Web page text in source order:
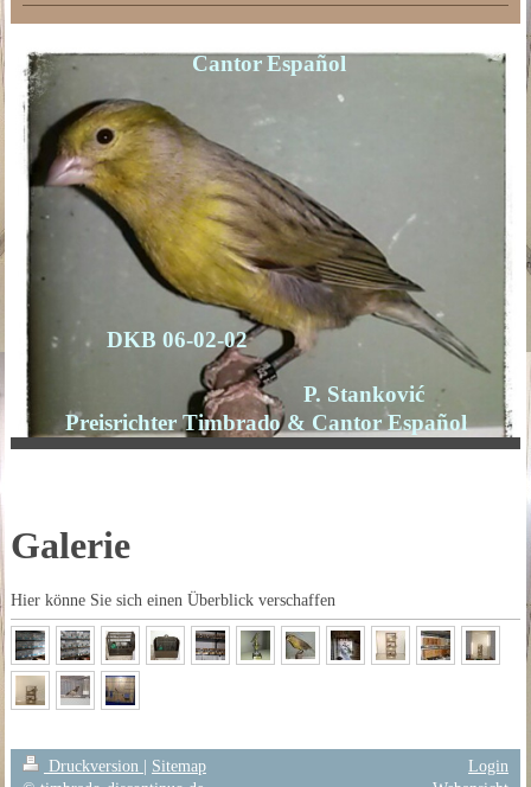
Cantor Español
DKB 06-02-02
P. Stanković
Preisrichter Timbrado & Cantor Español
Galerie
Hier könne Sie sich einen Überblick verschaffen
Druckversion
Sitemap
Login